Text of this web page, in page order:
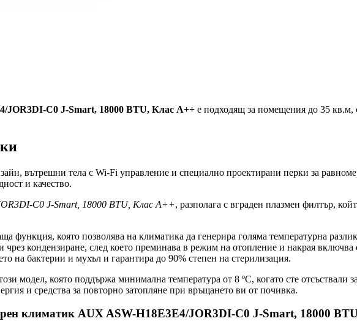
JOR3DI-C0 J-Smart, 18000 BTU, Клас A++ е подходящ за помещения до 35 кв.м,
вътрешни тела с Wi-Fi управление и специално проектирани перки за
и качество.
C0 J-Smart, 18000 BTU, Клас A++, разполага с вграден плазмен филтър,
функция, която позволява на климатика да генерира голяма температурна
кондензиране, след което преминава в режим на отопление и накрая включва
на бактерии и мухъл и гарантира до 90% степен на стерилизация.
модел, която поддържа минимална температура от 8 ºC, когато сте отсъствали
и средства за повторно затопляне при връщането ви от почивка.
климатик AUX ASW-H18E3E4/JOR3DI-C0 J-Smart, 18000